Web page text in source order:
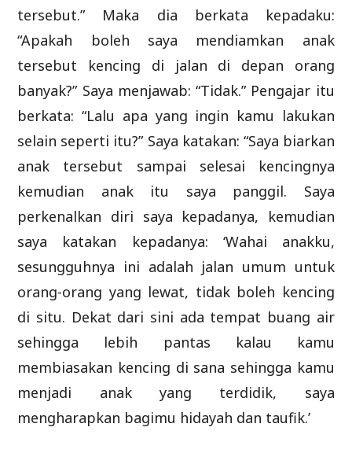
tersebut.” Maka dia berkata kepadaku:
“Apakah boleh saya mendiamkan anak
tersebut kencing di jalan di depan orang
banyak?” Saya menjawab: “Tidak.” Pengajar itu
berkata: “Lalu apa yang ingin kamu lakukan
selain seperti itu?” Saya katakan: “Saya biarkan
anak tersebut sampai selesai kencingnya
kemudian anak itu saya panggil. Saya
perkenalkan diri saya kepadanya, kemudian
saya katakan kepadanya: ‘Wahai anakku,
sesungguhnya ini adalah jalan umum untuk
orang-orang yang lewat, tidak boleh kencing
di situ. Dekat dari sini ada tempat buang air
sehingga lebih pantas kalau kamu
membiasakan kencing di sana sehingga kamu
menjadi anak yang terdidik, saya
mengharapkan bagimu hidayah dan taufik.’